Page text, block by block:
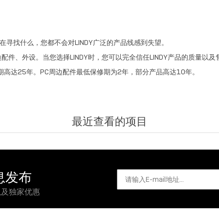
找什么，您都不会对LINDY广泛的产品线感到失望。
件、外设。当您选择LINDY时，您可以完全信任LINDY产品的质量以及
达25年。PC周边配件最低保修期为2年，部分产品高达10年。
最近查看的项目
发布
独家优惠